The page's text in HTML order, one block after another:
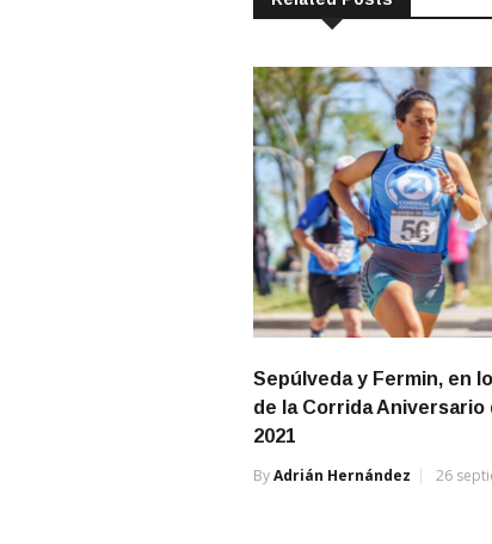
Sepúlveda y Fermin, en
de la Corrida Aniversario
2021
ByAdrián Hernández 26